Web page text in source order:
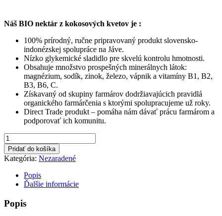
Náš BIO nektár z kokosových kvetov je :
100% prírodný, ručne pripravovaný produkt slovensko-
indonézskej spolupráce na Jáve.
Nízko glykemické sladidlo pre skvelú kontrolu hmotnosti.
Obsahuje množstvo prospešných minerálnych látok:
magnézium, sodík, zinok, železo, vápnik a vitamíny B1, B2,
B3, B6, C.
Získavaný od skupiny farmárov dodržiavajúcich pravidlá
organického farmárčenia s ktorými spolupracujeme už roky.
Direct Trade produkt – pomáha nám dávať prácu farmárom a
podporovať ich komunitu.
množstvo
BIO
Nektár
z
kokosových
kvetov
(Kokosový
cukor)
-
Pridať do košíka
Kategória: Nezaradené
Popis
Ďalšie informácie
Popis